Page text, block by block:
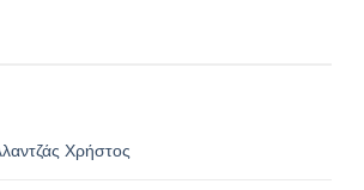
Χρήστος